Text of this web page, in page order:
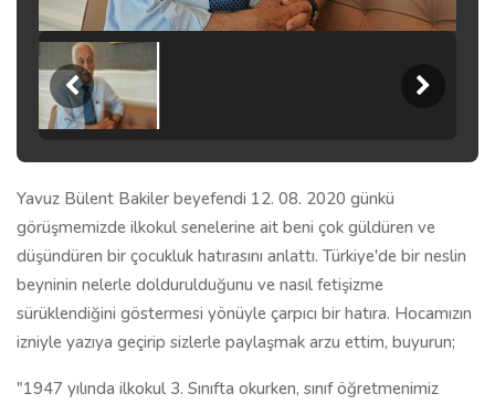
Yavuz Bülent Bakiler beyefendi 12. 08. 2020 günkü
görüşmemizde ilkokul senelerine ait beni çok güldüren ve
düşündüren bir çocukluk hatırasını anlattı. Türkiye'de bir neslin
beyninin nelerle doldurulduğunu ve nasıl fetişizme
sürüklendiğini göstermesi yönüyle çarpıcı bir hatıra. Hocamızın
izniyle yazıya geçirip sizlerle paylaşmak arzu ettim, buyurun;
"1947 yılında ilkokul 3. Sınıfta okurken, sınıf öğretmenimiz